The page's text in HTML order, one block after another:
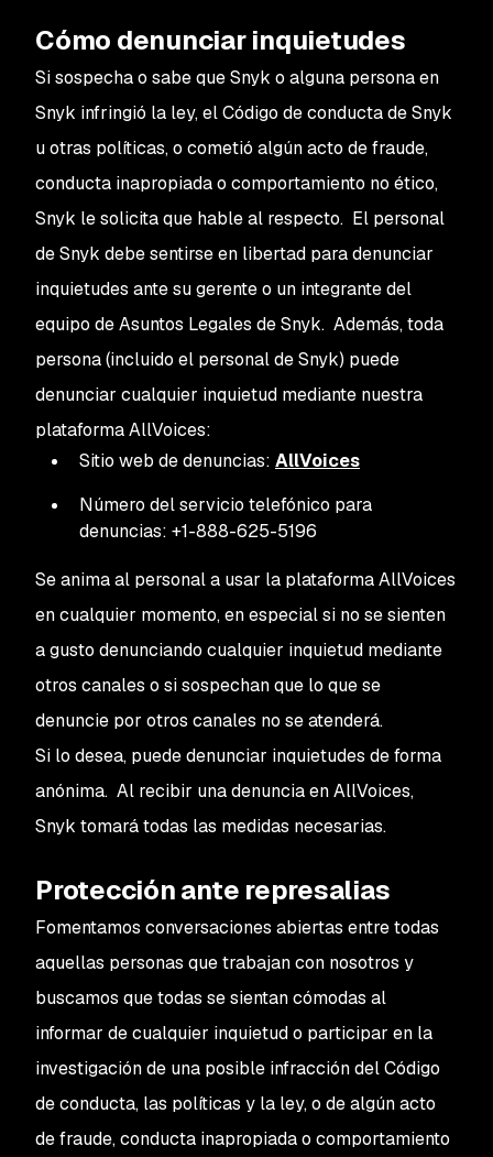
Cómo denunciar inquietudes
Si sospecha o sabe que Snyk o alguna persona en
Snyk infringió la ley, el Código de conducta de Snyk
u otras políticas, o cometió algún acto de fraude,
conducta inapropiada o comportamiento no ético,
Snyk le solicita que hable al respecto. El personal
de Snyk debe sentirse en libertad para denunciar
inquietudes ante su gerente o un integrante del
equipo de Asuntos Legales de Snyk. Además, toda
persona (incluido el personal de Snyk) puede
denunciar cualquier inquietud mediante nuestra
plataforma AllVoices:
Sitio web de denuncias: AllVoices
Número del servicio telefónico para
denuncias: +1-888-625-5196
Se anima al personal a usar la plataforma AllVoices
en cualquier momento, en especial si no se sienten
a gusto denunciando cualquier inquietud mediante
otros canales o si sospechan que lo que se
denuncie por otros canales no se atenderá.
Si lo desea, puede denunciar inquietudes de forma
anónima. Al recibir una denuncia en AllVoices,
Snyk tomará todas las medidas necesarias.
Protección ante represalias
Fomentamos conversaciones abiertas entre todas
aquellas personas que trabajan con nosotros y
buscamos que todas se sientan cómodas al
informar de cualquier inquietud o participar en la
investigación de una posible infracción del Código
de conducta, las políticas y la ley, o de algún acto
de fraude, conducta inapropiada o comportamiento